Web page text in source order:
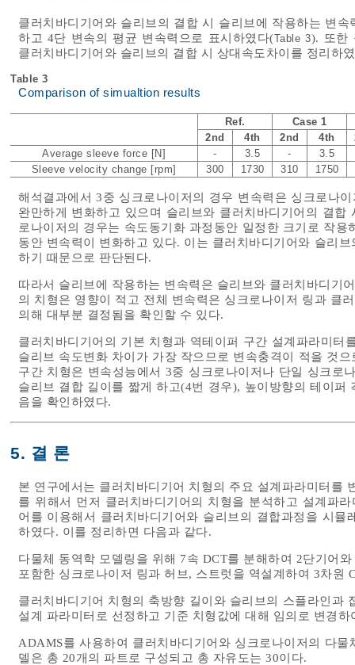
클러치바디기어와 슬리브의 결합 시 슬리브에 작용하는 변
하고 4단 변속의 평균 변속력으로 표시하였다(Table 3). 또한
클러치바디기어와 슬리브의 결합 시 상대속도차이를 정리하
Table 3
Comparison of simualtion results
Ref.
Case 1
2nd
4th 2nd 4th
Average sleeve force [N]
- 3.5 -
3.5
Sleeve velocity change [rpm]
300 1730 310 1750
해석결과에서 3중 싱크로나이저의 경우 변속력은 싱크로나
완만하게 변화하고 있으며 슬리브와 클러치바디기어의 결
로나이저의 경우는 속도동기화 과정동안 일정한 크기로 작
동안 변속력이 변화하고 있다. 이는 클러치바디기어와 슬리
하기 때문으로 판단된다.
따라서 슬리브에 작용하는 변속력은 슬리브와 클러치바디기
의 치형은 영향이 적고 전체 변속력은 싱크로나이저 링과 클
의해 대부분 결정됨을 확인할 수 있다.
클러치바디기어의 기본 치형과 역테이퍼 구간 설계파라미
슬리브 속도변화 차이가 가장 작으므로 변속충격이 적을 것
구간 치형은 변속성능에서 3중 싱크로나이저나 단일 싱크로
슬리브 결합 길이를 짧게 하고(4번 경우), 높이방향의 테이
음을 확인하였다.
5. 결 론
본 연구에서는 클러치바디기어 치형의 주요 설계파라미터를
를 위해서 먼저 클러치바디기어의 치형을 분석하고 설계파
어를 이용해서 클러치바디기어와 슬리브의 결합과정을 시
하였다. 이를 정리하면 다음과 같다.
다물체 동역학 모델링을 위해 7속 DCT를 분해하여 2단기어
포함한 싱크로나이저 링과 허브, 스트럿을 역설계하여 3차원
클러치바디기어 치형의 축방향 길이와 슬리브의 스플라인과
설계 파라미터로 선정하고 기준 치형값에 대해 임의로 변경
ADAMS를 사용하여 클러치바디기어와 싱크로나이저의 다
델은 총 20개의 파트로 구성되고 총 자유도는 30이다.